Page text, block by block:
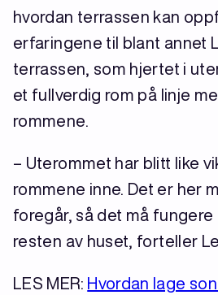
hvordan terrassen kan
erfaringene til blant annet
terrassen, som hjertet i
et fullverdig rom på linje
rommene.
– Uterommet har blitt like
rommene inne. Det er her
foregår, så det må fungere
resten av huset, forteller
LES MER: Hvordan lage